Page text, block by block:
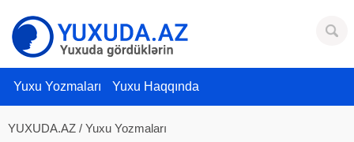
Yuxu Yozmaları Yuxu Haqqında
YUXUDA.AZ / Yuxu Yozmaları